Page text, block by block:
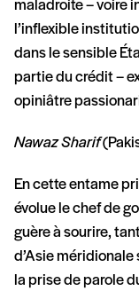
maladroite – voire
l’inflexible
dans le sensible
partie du crédit –
opiniâtre
Nawaz Sharif
En cette entame
évolue le chef de
guère à sourire,
d’Asie méridionale
la prise de parole